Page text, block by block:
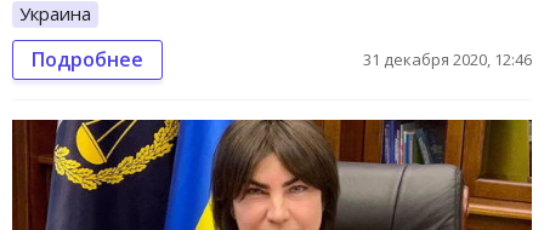
Украина
Подробнее 31 декабря 2020, 12:46